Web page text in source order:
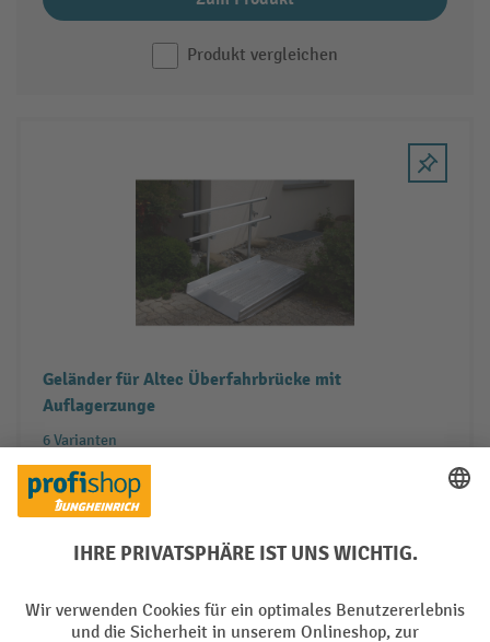
Produkt vergleichen
Geländer für Altec Überfahrbrücke mit
Auflagerzunge
6 Varianten
9 Arbeitstage
293,00 €
Zum Produkt